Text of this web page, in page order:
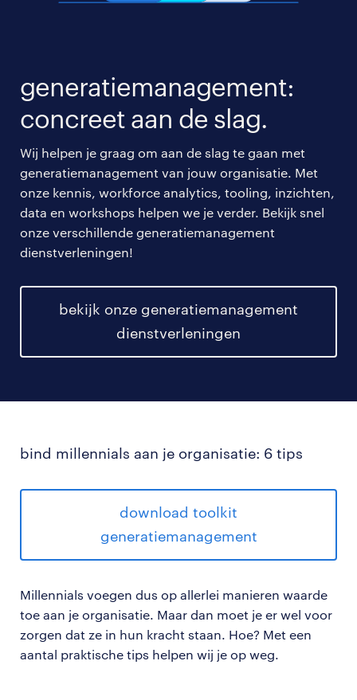
generatiemanagement:
concreet aan de slag.
Wij helpen je graag om aan de slag te gaan met
generatiemanagement van jouw organisatie. Met
onze kennis, workforce analytics, tooling, inzichten,
data en workshops helpen we je verder. Bekijk snel
onze verschillende generatiemanagement
dienstverleningen!
bekijk onze generatiemanagement
dienstverleningen
bind millennials aan je organisatie: 6 tips
download toolkit
generatiemanagement
Millennials voegen dus op allerlei manieren waarde
toe aan je organisatie. Maar dan moet je er wel voor
zorgen dat ze in hun kracht staan. Hoe? Met een
aantal praktische tips helpen wij je op weg.